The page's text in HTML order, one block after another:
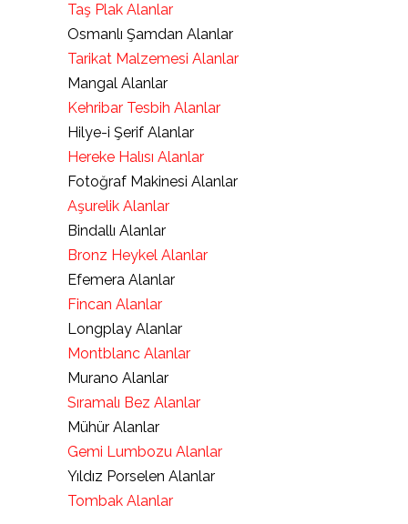
Taş Plak Alanlar
Osmanlı Şamdan Alanlar
Tarikat Malzemesi Alanlar
Mangal Alanlar
Kehribar Tesbih Alanlar
Hilye-i Şerif Alanlar
Hereke Halısı Alanlar
Fotoğraf Makinesi Alanlar
Aşurelik Alanlar
Bindallı Alanlar
Bronz Heykel Alanlar
Efemera Alanlar
Fincan Alanlar
Longplay Alanlar
Montblanc Alanlar
Murano Alanlar
Sıramalı Bez Alanlar
Mühür Alanlar
Gemi Lumbozu Alanlar
Yıldız Porselen Alanlar
Tombak Alanlar